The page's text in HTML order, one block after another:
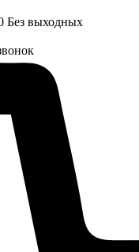
Без выходных